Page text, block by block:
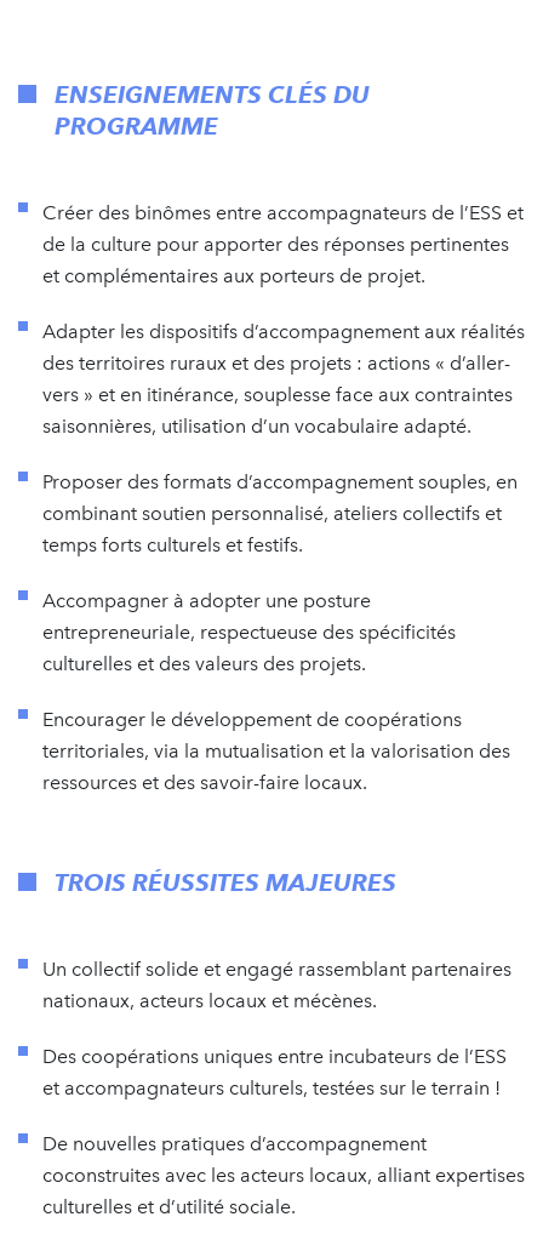
ENSEIGNEMENTS CLÉS DU
PROGRAMME
Créer des binômes entre accompagnateurs de l’ESS et
de la culture pour apporter des réponses pertinentes
et complémentaires aux porteurs de projet.
Adapter les dispositifs d’accompagnement aux réalités
des territoires ruraux et des projets : actions « d’aller-
vers » et en itinérance, souplesse face aux contraintes
saisonnières, utilisation d’un vocabulaire adapté.
Proposer des formats d’accompagnement souples, en
combinant soutien personnalisé, ateliers collectifs et
temps forts culturels et festifs.
Accompagner à adopter une posture
entrepreneuriale, respectueuse des spécificités
culturelles et des valeurs des projets.
Encourager le développement de coopérations
territoriales, via la mutualisation et la valorisation des
ressources et des savoir-faire locaux.
TROIS RÉUSSITES MAJEURES
Un collectif solide et engagé rassemblant partenaires
nationaux, acteurs locaux et mécènes.
Des coopérations uniques entre incubateurs de l’ESS
et accompagnateurs culturels, testées sur le terrain !
De nouvelles pratiques d’accompagnement
coconstruites avec les acteurs locaux, alliant expertises
culturelles et d’utilité sociale.